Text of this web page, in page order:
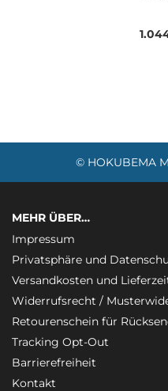
© HOKUBEMA
MEHR ÜBER…
Impressum
Privatsphäre und
Versandkosten und
Widerrufsrecht /
Retourenschein für
Tracking Opt-Out
Barrierefreiheit
Kontakt